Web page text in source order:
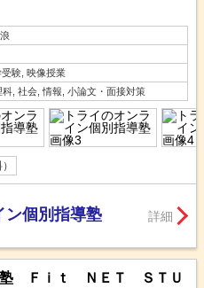
験, 映像授業
, 社会, 情報, 小論文・面接対策
ン個別指導塾 詳細
塾 Ｆｉｔ ＮＥＴ ＳＴＵ